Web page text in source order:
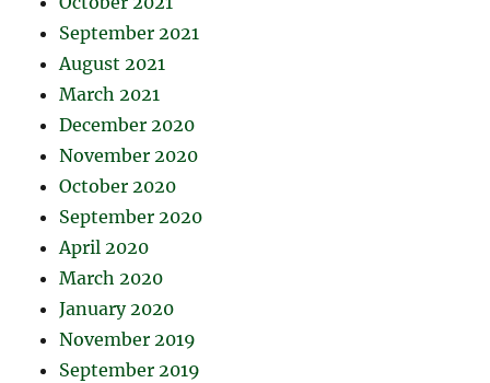
September 2021
August 2021
March 2021
December 2020
November 2020
October 2020
September 2020
April 2020
March 2020
January 2020
November 2019
September 2019